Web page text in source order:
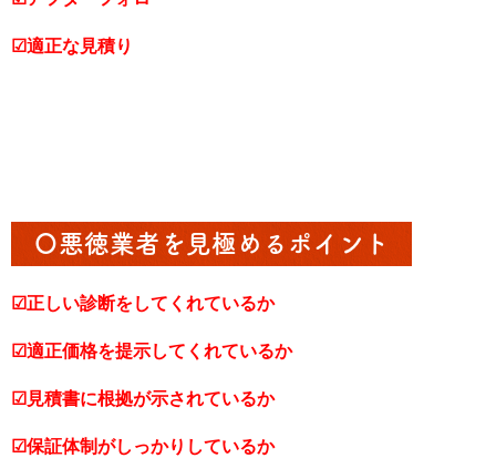
☑適正な見積り
〇悪徳業者を見極めるポイント
☑正しい診断をしてくれているか
☑適正価格を提示してくれているか
☑見積書に根拠が示されているか
☑保証体制がしっかりしているか